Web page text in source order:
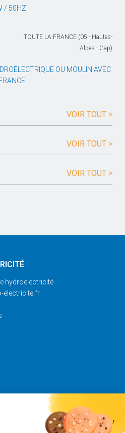
/ 50HZ
TOUTE LA FRANCE (05 - Hautes-
Alpes - Gap)
OU MOULIN AVEC
VOIR TOUT >
VOIR TOUT >
VOIR TOUT >
hydroélectricité
electricite.fr